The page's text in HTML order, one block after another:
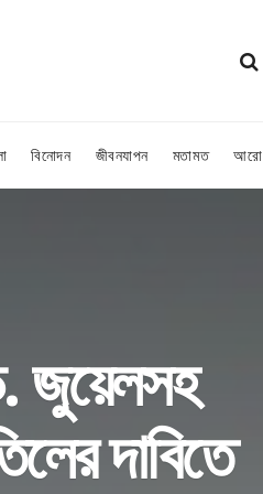
বিনোদন জীবনযাপন মতামত আরো
জুয়েলসহ
দাবিতে